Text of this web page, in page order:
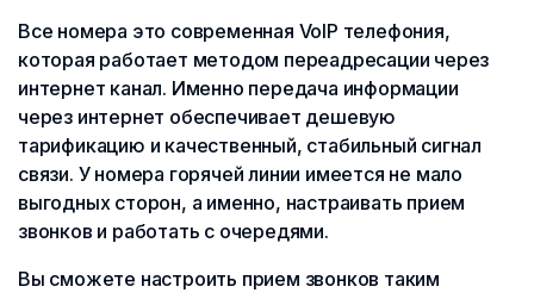
Все номера это современная VoIP телефония,
которая работает методом переадресации через
интернет канал. Именно передача информации
через интернет обеспечивает дешевую
тарификацию и качественный, стабильный сигнал
связи. У номера горячей линии имеется не мало
выгодных сторон, а именно, настраивать прием
звонков и работать с очередями.
Вы сможете настроить прием звонков таким